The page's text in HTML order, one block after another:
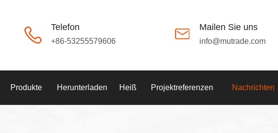
Telefon
+86-53255579606
Mailen Sie uns
info@mutrade.com
Produkte Herunterladen Heiß Projektreferenzen Nachrichten